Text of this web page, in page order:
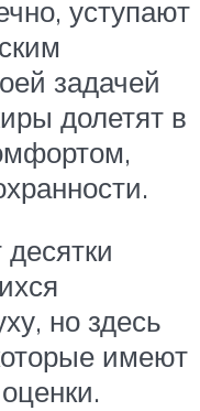
уступают
задачей
долетят в
но здесь
имеют